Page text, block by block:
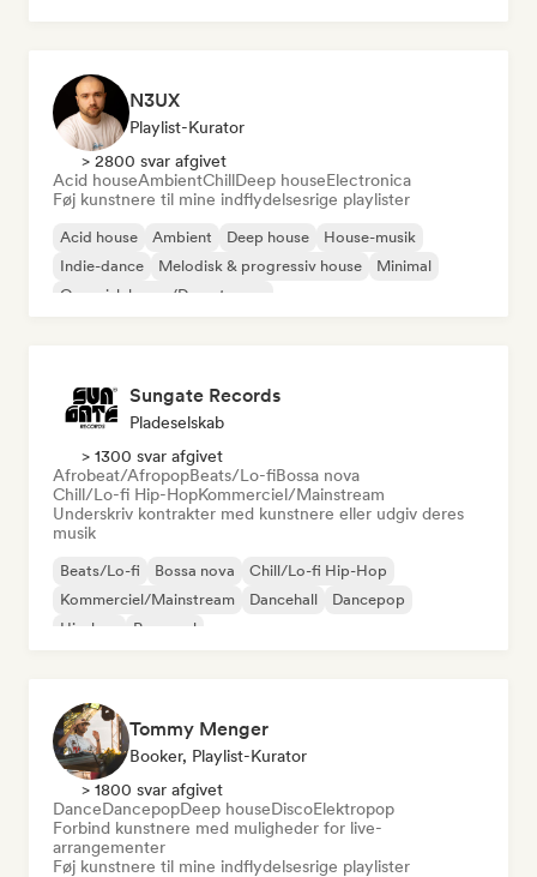
N3UX
Playlist-Kurator
> 2800 svar afgivet
Acid houseAmbientChillDeep houseElectronica
Føj kunstnere til mine indflydelsesrige playlister
Acid house Ambient Deep house
House-musik
Indie-dance
Melodisk & progressiv house
Minimal
Organisk house/Downtempo
Sungate Records
Pladeselskab
> 1300 svar afgivet
Afrobeat/AfropopBeats/Lo-fiBossa nova
Chill/Lo-fi Hip-HopKommerciel/Mainstream
Underskriv kontrakter med kunstnere eller udgiv deres
musik
Beats/Lo-fi Bossa nova
Chill/Lo-fi Hip-Hop
Kommerciel/Mainstream
Dancehall
Dancepop
Hip-hop
Pop-soul
Tommy Menger
Booker, Playlist-Kurator
> 1800 svar afgivet
DanceDancepopDeep houseDiscoElektropop
Forbind kunstnere med muligheder for live-
arrangementer
Føj kunstnere til mine indflydelsesrige playlister